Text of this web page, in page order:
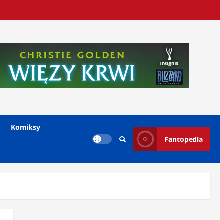
Komiksy
Fantopedia